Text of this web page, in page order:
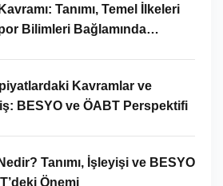
Tanımı, Temel İlkeleri
Bilimleri Bağlamında
Kavramlar ve
BESYO ve ÖABT Perspektifi
Tanımı, İşleyişi ve BESYO
Önemi